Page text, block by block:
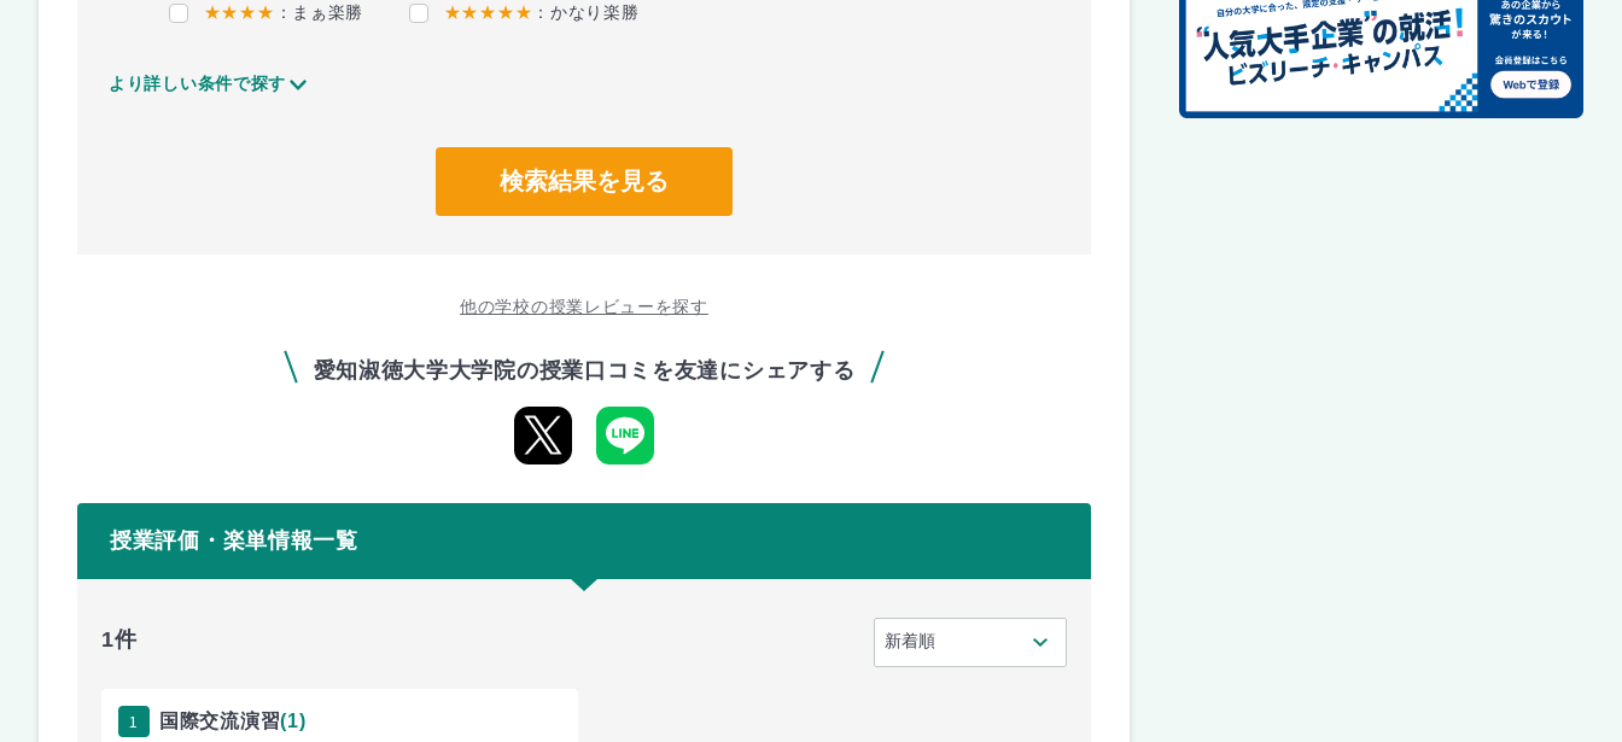
★★★★ ：まぁ楽勝 ★★★★★ ：かなり楽勝
より詳しい条件で探す
検索結果を見る
他の学校の授業レビューを探す
愛知淑徳大学大学院の授業口コミを友達にシェアする
授業評価・楽単情報一覧
1件
1 国際交流演習(1)